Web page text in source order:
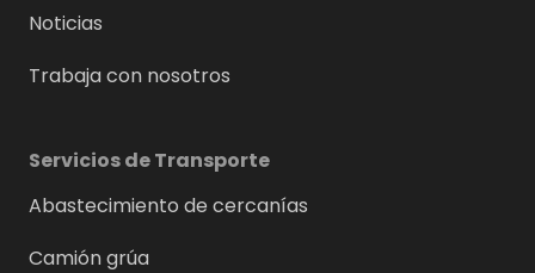
Noticias
Trabaja con nosotros
Servicios de Transporte
Abastecimiento de cercanías
Camión grúa